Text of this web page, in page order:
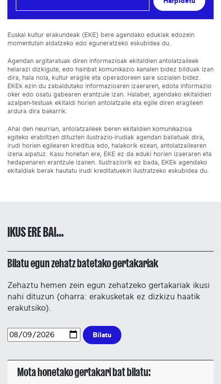
Euskal kultur erakundeak (EKE) bere agendako edukiak edozein
momentutan aldatzeko edo eguneratzeko eskubidea du.
Agendan argitaratuak diren informazioak ekitaldien antolatzaileek
helarazi dizkigute, edo hainbat komunikazio kanalen bidez bilduak izan
dira, hala nola, kultur eragile eta operadoreen sare sozialen bidez.
EKEk ezin du zabaldutako informazioaren izaeraren, edota informazio
oker edo osatu gabearen erantzule izan. Halaber, agendako ekitaldien
azalpen-testuak ekitaldi horien antolatzaile eta egile diren eragileen
ardura dira bakarrik.
Ahal den neurrian, antolatzaileek beren ekitaldien komunikazioa
egiteko erabiltzen dituzten ilustrazio-irudiak agendan baliatuak dira,
irudi horien egilearen kreditua edo, halakorik ezean, antolatzailearen
izena aipatuz. Kasu honetan ere, EKE ez da eduki horien izaeraren eta
hedapenaren erantzule izanen. Ilustraziorik ez bada, EKEk agendako
ekitaldiak berak hautatu irudi kreditatuekin ilustratzeko eskubidea du.
IKUS ERE BAI...
Bilatu egun zehatz batetako gertakariak
Zehaztu hemen zein egun zehatzeko gertakariak ikusi
nahi dituzun (oharra: erakusketak ez dizkizu haatik
erakutsiko).
Bilatu
Mota honetako gertakari bat bilatu: